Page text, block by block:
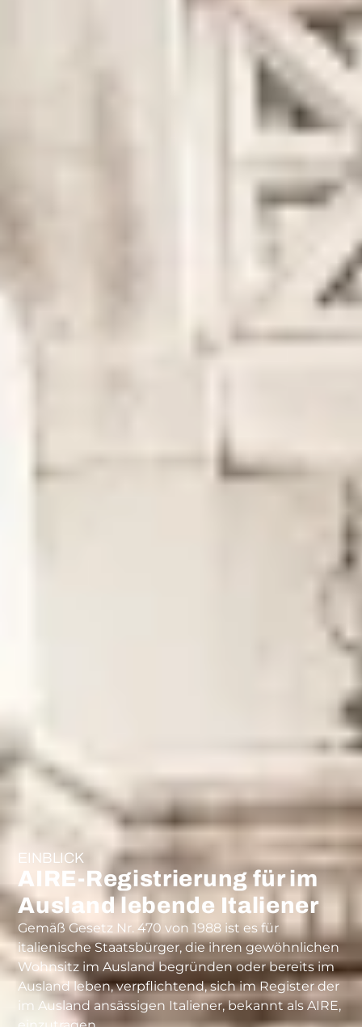
EINBLICK
AIRE-Registrierung für im
Ausland lebende Italiener
Gemäß Gesetz Nr. 470 von 1988 ist es für
italienische Staatsbürger, die ihren gewöhnlichen
Wohnsitz im Ausland begründen oder bereits im
Ausland leben, verpflichtend, sich im Register der
im Ausland ansässigen Italiener, bekannt als AIRE,